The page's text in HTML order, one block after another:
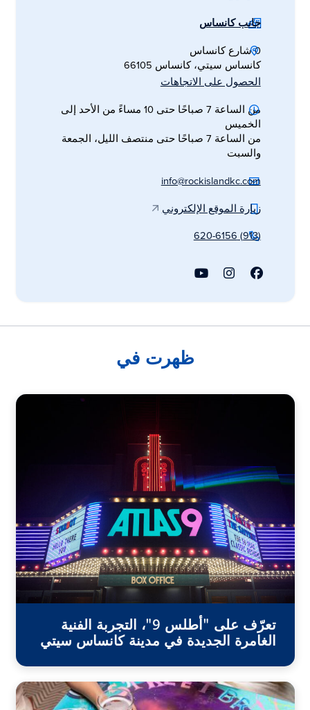
جانب كانساس
0 شارع كانساس
كانساس سيتي، كانساس 66105
الحصول على الاتجاهات
من الساعة 7 صباحًا حتى 10 مساءً من الأحد إلى
الخميس
من الساعة 7 صباحًا حتى منتصف الليل، الجمعة
والسبت
info@rockislandkc.com
زيارة الموقع الإلكتروني
(913) 620-6156
ظهرت في
تعرّف على "أطلس 9"، التجربة الفنية
الغامرة الجديدة في مدينة كانساس سيتي